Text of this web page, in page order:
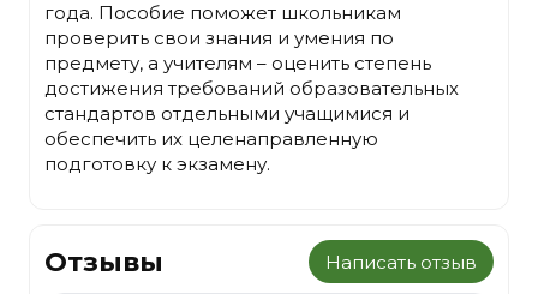
года. Пособие поможет школьникам
проверить свои знания и умения по
предмету, а учителям – оценить степень
достижения требований образовательных
стандартов отдельными учащимися и
обеспечить их целенаправленную
подготовку к экзамену.
Отзывы Написать отзыв